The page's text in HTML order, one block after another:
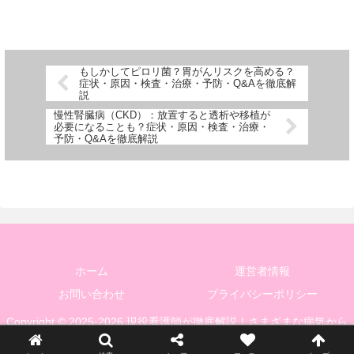
もしかしてピロリ菌？胃がんリスクを高める？
症状・原因・検査・治療・予防・Q&Aを徹底解
説
慢性腎臓病（CKD）：放置すると透析や移植が
必要になることも？症状・原因・検査・治療・
予防・Q&Aを徹底解説
ホーム
運営者情報
お問い合わせ
プライバシーポリシー
Copyright © 2025-2026 現役看護師が徹底解説！さまざまな病気から
身を守るための基礎知識と健康管理 All Rights Reserved.